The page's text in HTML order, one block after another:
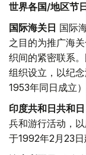
世界各国/地区节
国际海关日 国际
之目的为推广海
织间的紧密联系
组织设立，以纪
1953年同日成立
印度共和日共和日
兵和游行活动，
于1992年2月23日